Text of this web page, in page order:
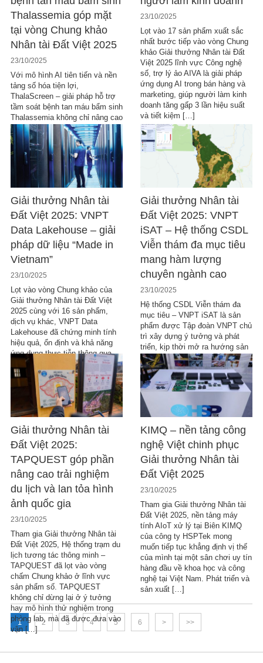
Thalassemia góp mặt
tại vòng Chung khảo
Nhân tài Đất Việt 2025
23/10/2025
Với mô hình AI tiên tiến và nền
tảng số hóa tiện lợi,
ThalaScreen – giải pháp hỗ trợ
tầm soát bệnh tan máu bẩm sinh
Thalassemia không chỉ nâng cao
hiệu suất tầm soát căn bệnh mà
còn góp phần giảm tải gánh
nặng cho hệ thống y tế, hướng
đến một giải pháp […]
23/10/2025
Lọt vào 17 sản phẩm xuất sắc
nhất bước tiếp vào vòng Chung
khảo Giải thưởng Nhân tài Đất
Việt 2025 lĩnh vực Công nghệ
số, trợ lý ảo AIVA là giải pháp
ứng dụng AI trong bán hàng và
marketing, giúp người làm kinh
doanh tăng gấp 3 lần hiệu suất
và tiết kiệm […]
Giải thưởng Nhân tài
Đất Việt 2025: VNPT
Data Lakehouse – giải
pháp dữ liệu “Made in
Vietnam”
23/10/2025
Lọt vào vòng Chung khảo của
Giải thưởng Nhân tài Đất Việt
2025 cùng với 16 sản phẩm,
dịch vụ khác, VNPT Data
Lakehouse đã chứng minh tính
hiệu quả, ổn định và khả năng
ứng dụng thực tiễn thông qua
triển khai tại nhiều cơ quan, địa
phương. Hệ thống đáp ứng đầy
đủ […]
Giải thưởng Nhân tài
Đất Việt 2025: VNPT
iSAT – Hệ thống CSDL
Viễn thám đa mục tiêu
mang hàm lượng
chuyên ngành cao
23/10/2025
Hệ thống CSDL Viễn thám đa
mục tiêu – VNPT iSAT là sản
phẩm được Tập đoàn VNPT chủ
trì xây dựng ý tưởng và phát
triển, kịp thời mở ra hướng sản
phẩm mới, thể hiện vị thế và vai
trò của Tập đoàn VNPT trong
việc xây dựng các hệ thống
mang hàm […]
Giải thưởng Nhân tài
Đất Việt 2025:
TAPQUEST góp phần
nâng cao trải nghiệm
du lịch và lan tỏa hình
ảnh quốc gia
23/10/2025
Tham gia Giải thưởng Nhân tài
Đất Việt 2025, Hệ thống trạm du
lịch tương tác thông minh –
TAPQUEST đã lọt vào vòng
chấm Chung khảo ở lĩnh vực
sản phẩm số. TAPQUEST
không chỉ dừng lại ở ý tưởng
hay mô hình thử nghiệm trong
phòng lab, mà đã được đưa vào
vận […]
KIMQ – nền tảng công
nghệ Việt chinh phục
Giải thưởng Nhân tài
Đất Việt 2025
23/10/2025
Tham gia Giải thưởng Nhân tài
Đất Việt 2025, nền tảng máy
tính AIoT xử lý tại Biên KIMQ
của công ty HSPTek mong
muốn tiếp tục khẳng định vị thế
của mình tại một sân chơi uy tín
hàng đầu về khoa học và công
nghệ tại Việt Nam. Phát triển và
sản xuất […]
1 2 3 4 5 6 > >>